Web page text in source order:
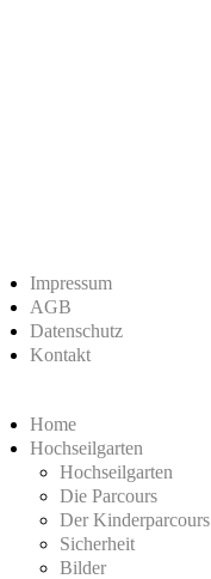
Impressum
AGB
Datenschutz
Kontakt
Home
Hochseilgarten
Hochseilgarten
Die Parcours
Der Kinderparcours
Sicherheit
Bilder